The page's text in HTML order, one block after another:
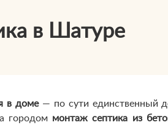
в Шатуре
в доме— по сути единственный
городом монтаж септика из